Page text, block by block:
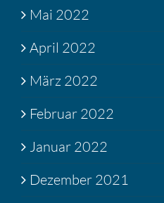
Mai 2022
April 2022
März 2022
Februar 2022
Januar 2022
Dezember 2021